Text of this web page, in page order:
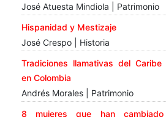
José Atuesta Mindiola | Patrimonio
Hispanidad y Mestizaje
José Crespo | Historia
Tradiciones llamativas del Caribe
en Colombia
Andrés Morales | Patrimonio
8 mujeres que han